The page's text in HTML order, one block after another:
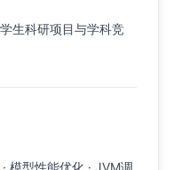
生科研项目与学科竞
模型性能优化 · JVM调